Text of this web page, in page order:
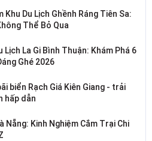
Khu Du Lịch Ghềnh Ráng Tiên Sa:
Thể Bỏ Qua
Lịch La Gi Bình Thuận: Khám Phá 6
Ghé 2026
biển Rạch Giá Kiên Giang - trải
hấp dẫn
Nẵng: Kinh Nghiệm Cắm Trại Chi